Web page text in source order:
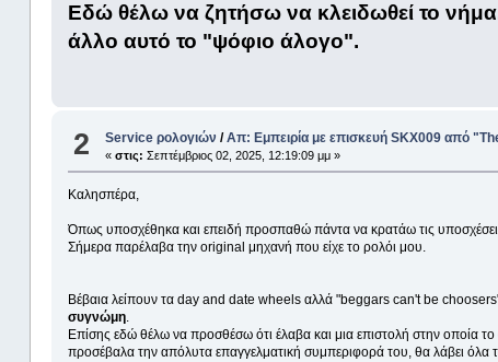
Εδώ θέλω να ζητήσω να κλειδωθεί το
άλλο αυτό το "ψόφιο άλογο".
2 Service ρολογιών /Απ: Εμπειρία με επισκευή SKX009 από
«στις: Σεπτέμβριος 02, 2025, 12:19:09 μμ »
Καλησπέρα,
Όπως υποσχέθηκα και επειδή προσπαθώ πάντα να κρατάω τις
Σήμερα παρέλαβα την original μηχανή που είχε το ρολόι μου.
Βέβαια λείπουν τα day and date wheels αλλά "beggars can't be
συγνώμη.
Επίσης εδώ θέλω να προσθέσω ότι έλαβα και μια επιστολή στην οποία
προσέβαλα την απόλυτα επαγγελματική συμπεριφορά του, θα λάβει όλα